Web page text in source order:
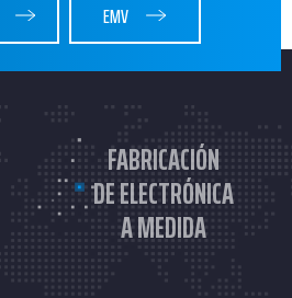
EMV
FABRICACIÓN
DE ELECTRÓNICA
A MEDIDA